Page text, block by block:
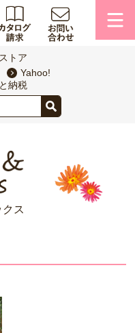
トア
Yahoo!
納税
ス